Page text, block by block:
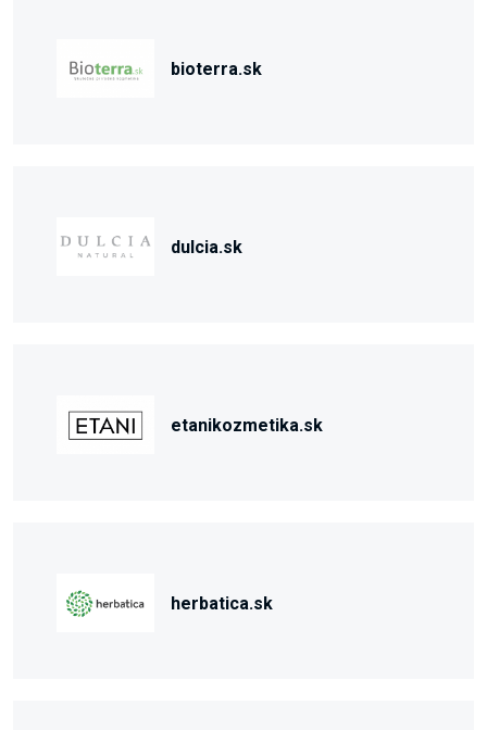
bioterra.sk
dulcia.sk
etanikozmetika.sk
herbatica.sk